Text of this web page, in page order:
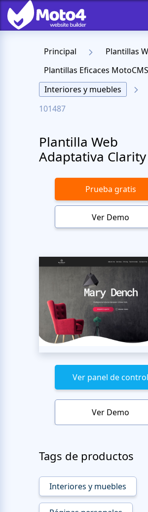
Principal
Plantillas
Plantillas Eficaces
Interiores y muebles
101487
Plantilla Web
Adaptativa Clarity
Prueba gratis
Ver Demo
Ver panel de control
Ver Demo
Tags de productos
Interiores y muebles